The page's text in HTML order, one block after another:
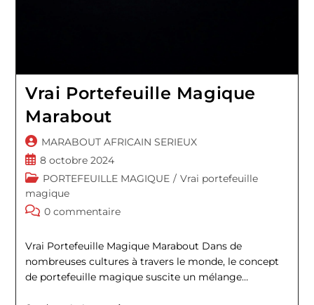
Vrai Portefeuille Magique
Marabout
Auteur/autrice
de
la
publication :
MARABOUT AFRICAIN SERIEUX
Publication
publiée :
8 octobre 2024
Post
category:
PORTEFEUILLE MAGIQUE / Vrai portefeuille
magique
Commentaires
la
publication :
0 commentaire
Vrai Portefeuille Magique Marabout Dans de
nombreuses cultures à travers le monde, le concept
de portefeuille magique suscite un mélange…